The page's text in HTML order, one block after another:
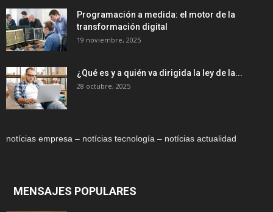
Programación a medida: el motor de la
transformación digital
19 noviembre, 2025
¿Qué es y a quién va dirigida la ley de la...
28 octubre, 2025
notícias empresa – notícias tecnología – notícias actualidad
MENSAJES POPULARES